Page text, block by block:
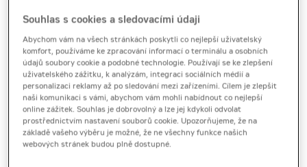
Technický list [10,1 MB] Brožura [3,7 MB]
Pásové rýpadlo Cat 330 SLR s prodlouženým
ramenem umožňuje bezpečný dosah i v těžko
přístupných oblastech stavby.
Souhlas s cookies a sledovacími údaji
Abychom vám na všech stránkách poskytli co nejlepší uživatelský
komfort, používáme ke zpracování informací o terminálu a osobních
údajů soubory cookie a podobné technologie. Používají se ke zlepšení
uživatelského zážitku, k analýzám, integraci sociálních médií a
personalizaci reklamy až po sledování mezi zařízeními. Cílem je zlepšit
naši komunikaci s vámi, abychom vám mohli nabídnout co nejlepší
online zážitek. Souhlas je dobrovolný a lze jej kdykoli odvolat
prostřednictvím nastavení souborů cookie. Upozorňujeme, že na
základě vašeho výběru je možné, že ne všechny funkce našich
webových stránek budou plně dostupné.